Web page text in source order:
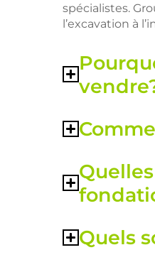
spécialistes.
l’excavation à
Quels